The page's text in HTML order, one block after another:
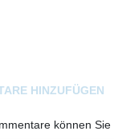
HINZUFÜGEN
können Sie